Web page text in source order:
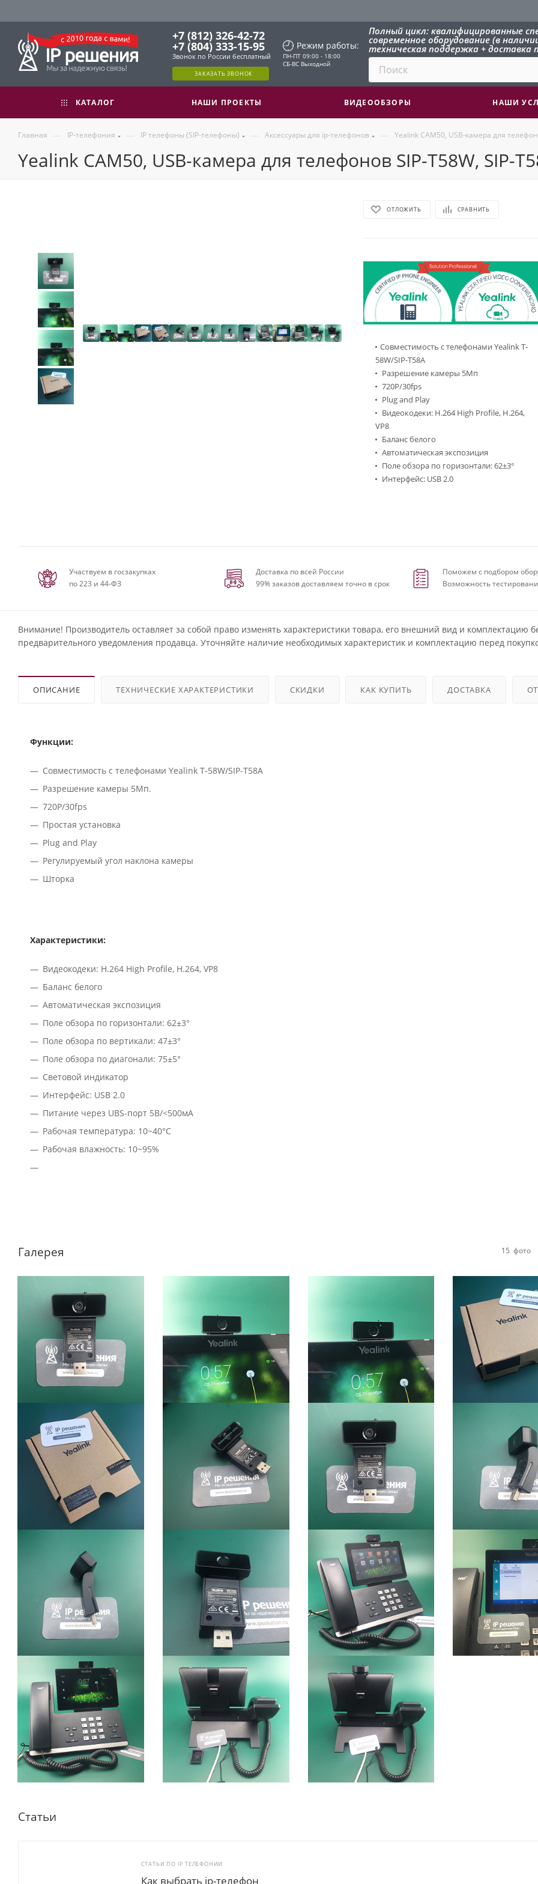
+7 (812) 326-42-72
+7 (804) 333-15-95
Звонок по России бесплатный
ЗАКАЗАТЬ ЗВОНОК
Режим работы:
ПН-ПТ 09:00 - 18:00
СБ-ВС Выходной
Полный цикл: квалифицированные
современное оборудование (в
техническая поддержка + доставка
КАТАЛОГ НАШИ ПРОЕКТЫ ВИДЕООБЗОРЫ НАШИ
Главная — IP-телефония — IP телефоны (SIP-телефоны) — Аксессуары для ip-телефонов — Yealink CAM50, USB-камера для
Yealink CAM50, USB-камера для телефонов SIP-T58W, SIP-
ОТЛОЖИТЬ СРАВНИТЬ
Совместимость с телефонами Yealink T-
58W/SIP-T58A
Разрешение камеры 5Мп
720Р/30fps
Plug and Play
Видеокодеки: H.264 High Profile, H.264,
VP8
Баланс белого
Автоматическая экспозиция
Поле обзора по горизонтали: 62±3°
Интерфейс: USB 2.0
Участвуем в госзакупках
по 223 и 44-ФЗ
Доставка по всей России
99% заказов доставляем точно в срок
Поможем с подбором
Возможность
Внимание! Производитель оставляет за собой право изменять характеристики товара, его внешний вид и комплектацию
предварительного уведомления продавца. Уточняйте наличие необходимых характеристик и комплектацию перед
ОПИСАНИЕ ТЕХНИЧЕСКИЕ ХАРАКТЕРИСТИКИ СКИДКИ КАК КУПИТЬ ДОСТАВКА
Функции:
Совместимость с телефонами Yealink T-58W/SIP-T58A
Разрешение камеры 5Мп.
720Р/30fps
Простая установка
Plug and Play
Регулируемый угол наклона камеры
Шторка
Характеристики:
Видеокодеки: H.264 High Profile, H.264, VP8
Баланс белого
Автоматическая экспозиция
Поле обзора по горизонтали: 62±3°
Поле обзора по вертикали: 47±3°
Поле обзора по диагонали: 75±5°
Световой индикатор
Интерфейс: USB 2.0
Питание через UBS-порт 5В/<500мА
Рабочая температура: 10~40°C
Рабочая влажность: 10~95%
Галерея 15 фото
Статьи
СТАТЬИ ПО IP ТЕЛЕФОНИИ
Как выбрать ip-телефон